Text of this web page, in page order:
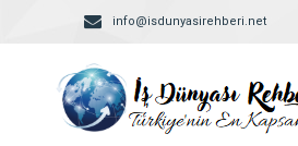
info@isdunyasirehberi.net